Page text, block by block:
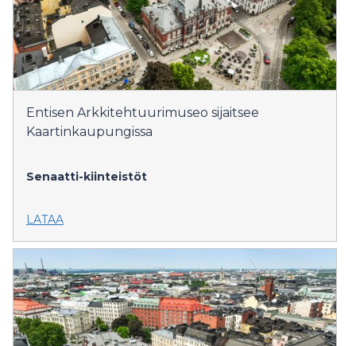
Entisen Arkkitehtuurimuseo sijaitsee
Kaartinkaupungissa
Senaatti-kiinteistöt
LATAA